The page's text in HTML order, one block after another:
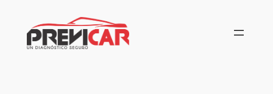
contenido